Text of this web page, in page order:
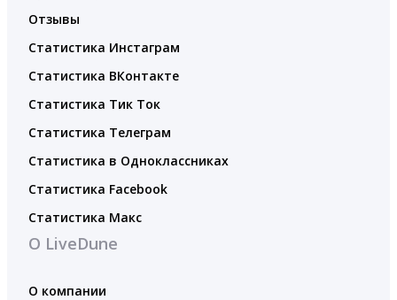
Отзывы
Статистика Инстаграм
Статистика ВКонтакте
Статистика Тик Ток
Статистика Телеграм
Статистика в Одноклассниках
Статистика Facebook
Статистика Макс
О LiveDune
О компании